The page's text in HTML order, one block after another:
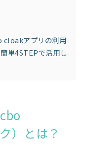
cloakアプリの利用
単4STEPで活用し
）とは？